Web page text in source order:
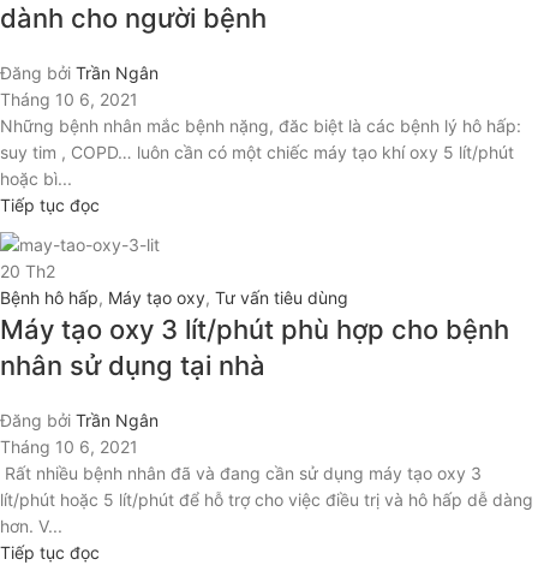
dành cho người bệnh
Đăng bởi Trần Ngân
Tháng 10 6, 2021
Những bệnh nhân mắc bệnh nặng, đăc biệt là các bệnh lý hô hấp:
suy tim , COPD… luôn cần có một chiếc máy tạo khí oxy 5 lít/phút
hoặc bì...
Tiếp tục đọc
20 Th2
Bệnh hô hấp, Máy tạo oxy, Tư vấn tiêu dùng
Máy tạo oxy 3 lít/phút phù hợp cho bệnh
nhân sử dụng tại nhà
Đăng bởi Trần Ngân
Tháng 10 6, 2021
Rất nhiều bệnh nhân đã và đang cần sử dụng máy tạo oxy 3
lít/phút hoặc 5 lít/phút để hỗ trợ cho việc điều trị và hô hấp dễ dàng
hơn. V...
Tiếp tục đọc